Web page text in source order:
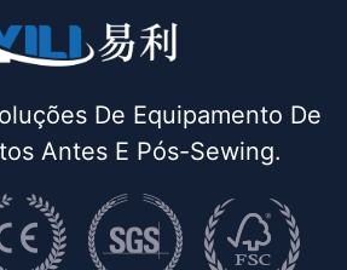
De Equipamento De
Antes E Pós-Sewing.